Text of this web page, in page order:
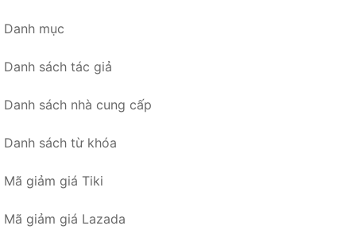
Danh mục
Danh sách tác giả
Danh sách nhà cung cấp
Danh sách từ khóa
Mã giảm giá Tiki
Mã giảm giá Lazada